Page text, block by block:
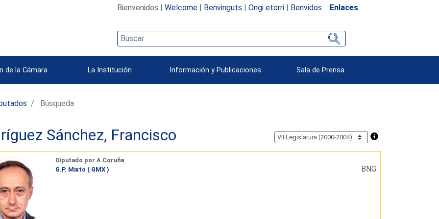
Bienvenidos | Welcome| Benvinguts | Ongi etorri| Benvidos Enlaces
de la Cámara La Institución Información y Publicaciones Sala de Prensa
Búsqueda
Sánchez, Francisco
Diputado por A Coruña
G.P. Mixto ( GMX )
BNG